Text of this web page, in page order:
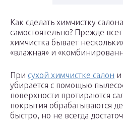
Как сделать химчистку
самостоятельно? Прежде
химчистка бывает
«влажная» и
При сухой химчистке салон и
убирается с помощью
поверхности протираются
покрытия обрабатываются
быстро, но не всегда